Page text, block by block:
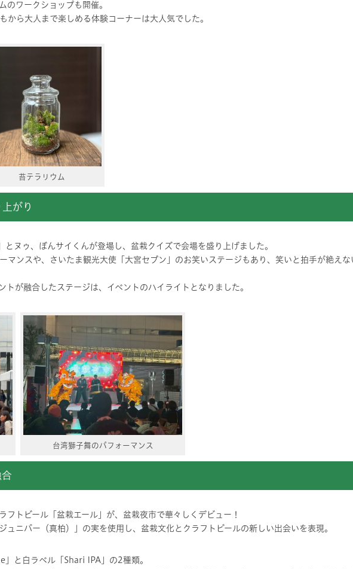
のワークショップも開催。
から大人まで楽しめる体験コーナーは大人気でした。
苔テラリウム
がり
ヌゥ、ぼんサイくんが登場し、盆栽クイズで会場を盛り上げました。
マンスや、さいたま観光大使「大宮セブン」のお笑いステージもあり、笑いと拍手が絶えな
トが融合したステージは、イベントのハイライトとなりました。
台湾獅子舞のパフォーマンス
トビール「盆栽エール」が、盆栽夜市で華々しくデビュー！
ュニパー（真柏）」の実を使用し、盆栽文化とクラフトビールの新しい出会いを表現。
と白ラベル「Shari IPA」の2種類。